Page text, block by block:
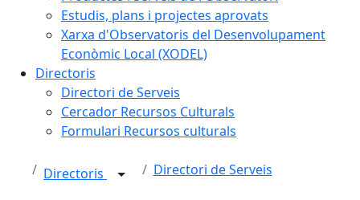
Estudis, plans i projectes aprovats
Xarxa d'Observatoris del Desenvolupament
Econòmic Local (XODEL)
Directoris
Directori de Serveis
Cercador Recursos Culturals
Formulari Recursos culturals
Directoris Directori de Serveis